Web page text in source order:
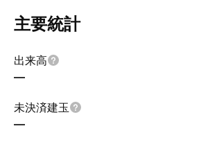
主要統計
出来高
—
未決済建玉
—